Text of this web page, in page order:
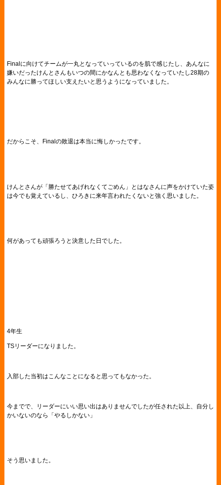
Finalに向けてチームが一丸となっていっているのを肌で感じたし、あんなに
嫌いだったけんとさんもいつの間にかなんとも思わなくなっていたし28期の
みんなに勝ってほしい支えたいと思うようになっていました。
だからこそ、Finalの敗退は本当に悔しかったです。
けんとさんが「勝たせてあげれなくてごめん」とはなさんに声をかけていた姿
は今でも覚えているし、ひろきに来年言われたくないと強く思いました。
何があっても頑張ろうと決意した日でした。
4年生
TSリーダーになりました。
入部した当初はこんなことになると思ってもなかった。
今までで、リーダーにいい思い出はありませんでしたが任された以上、自分し
かいないのなら「やるしかない」
そう思いました。